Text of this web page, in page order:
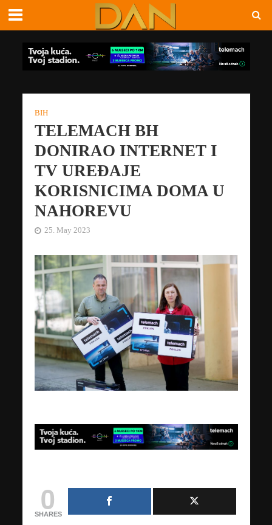
BIH
TELEMACH BH
DONIRAO INTERNET I
TV UREĐAJE
KORISNICIMA DOMA U
NAHOREVU
25. May 2023
0
SHARES